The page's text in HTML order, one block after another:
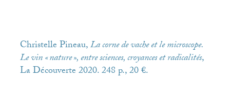
Christelle Pineau,La corne de vache et le microscope.
Le vin «nature», entre sciences, croyances et radicalités,
La Découverte 2020. 248 p., 20 €.